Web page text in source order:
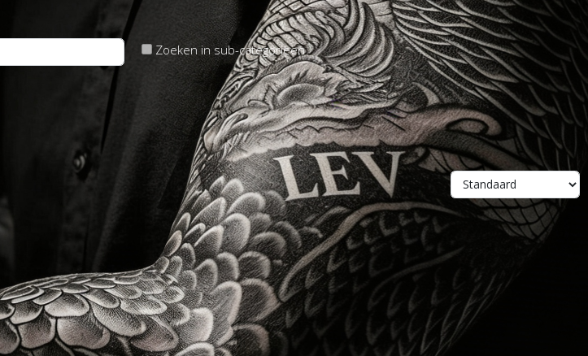
Zoeken in sub-categorieën